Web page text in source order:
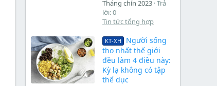
Tháng chín 2023 Trả
lời: 0
Tin tức tổng hợp
KT-XH
Người sống
thọ nhất thế giới
đều làm 4 điều này:
Kỳ lạ không có tập
thể dục